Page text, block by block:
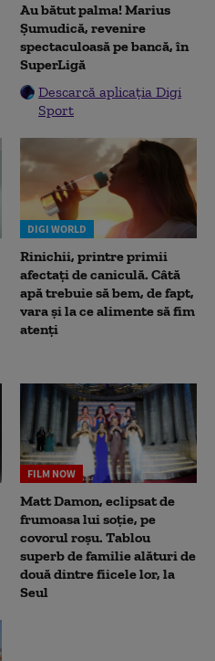
Au bătut palma! Marius
Șumudică, revenire
spectaculoasă pe bancă, în
SuperLigă
Descarcă aplicația Digi
Sport
DIGI WORLD
Rinichii, printre primii
afectați de caniculă. Câtă
apă trebuie să bem, de fapt,
vara și la ce alimente să fim
atenți
FILM NOW
Matt Damon, eclipsat de
frumoasa lui soție, pe
covorul roșu. Tablou
superb de familie alături de
două dintre fiicele lor, la
Seul